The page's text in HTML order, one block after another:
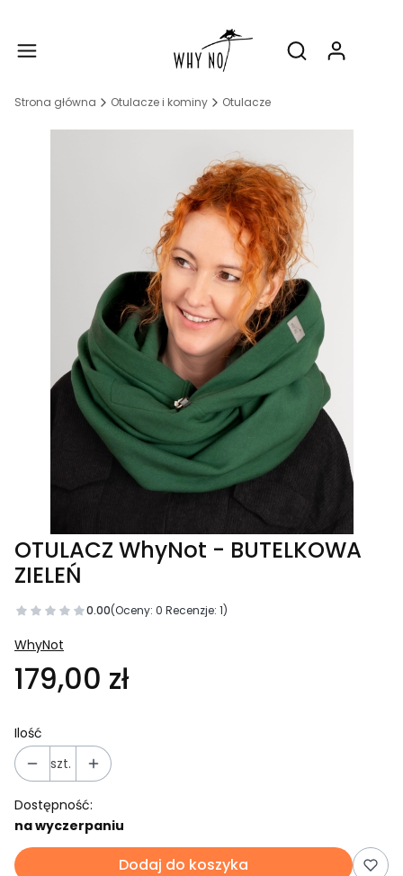
Otwórz
Strona główna Otulacze i kominy Otulacze
OTULACZ WhyNot - BUTELKOWA
ZIELEŃ
0.00(Oceny: 0 Recenzje: 1)
WhyNot
179,00 zł
Ilość
szt.
Dostępność:
na wyczerpaniu
Dodaj do koszyka